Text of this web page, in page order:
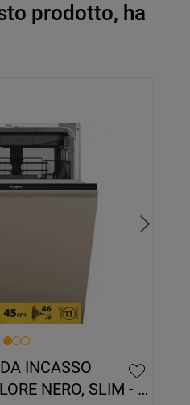
prodotto, ha
INCASSO
NERO, SLIM -